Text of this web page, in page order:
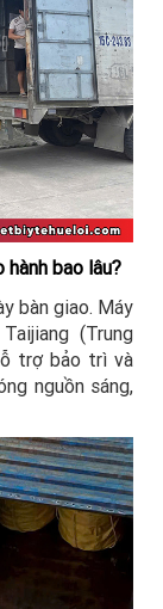
bao lâu?
bàn giao. Máy
(Trung
trợ bảo trì và
nguồn sáng,